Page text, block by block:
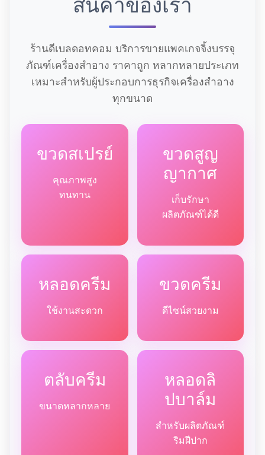
ร้านดีเบลดอทคอม บริการขายแพคเกจจิ้งบรรจุ
ภัณฑ์เครื่องสำอาง ราคาถูก หลากหลายประเภท
เหมาะสำหรับผู้ประกอบการธุรกิจเครื่องสำอาง
ทุกขนาด
ขวดสเปรย์
คุณภาพสูง
ทนทาน
ขวดสูญ
ญากาศ
เก็บรักษา
ผลิตภัณฑ์ได้ดี
หลอดครีม
ใช้งานสะดวก
ขวดครีม
ดีไซน์สวยงาม
ตลับครีม
ขนาดหลากหลาย
หลอดลิ
ปบาล์ม
สำหรับผลิตภัณฑ์
ริมฝีปาก